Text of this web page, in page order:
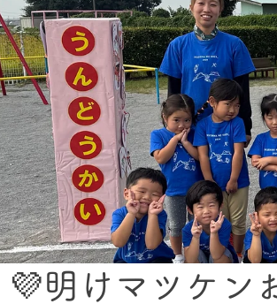
💜明けマツケン